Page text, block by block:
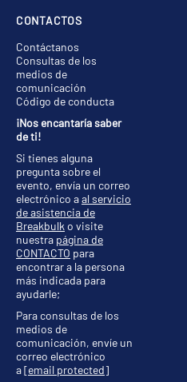
CONTACTOS
Contáctanos
Consultas de los
medios de
comunicación
Código de conducta
¡Nos encantaría saber
de ti!
Si tienes alguna
pregunta sobre el
evento, envía un correo
electrónico aal servicio
de asistencia de
Breakbulk o visite
nuestra página de
CONTACTO para
encontrar a la persona
más indicada para
ayudarle;
Para consultas de los
medios de
comunicación, envíe un
correo electrónico
a[email protected]